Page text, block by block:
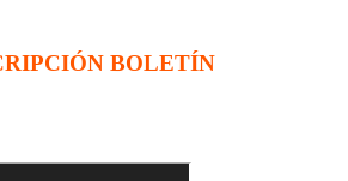
BOLETÍN